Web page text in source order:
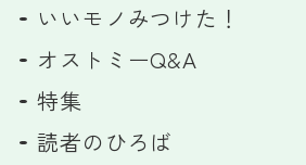
いいモノみつけた！
オストミーQ&A
特集
読者のひろば